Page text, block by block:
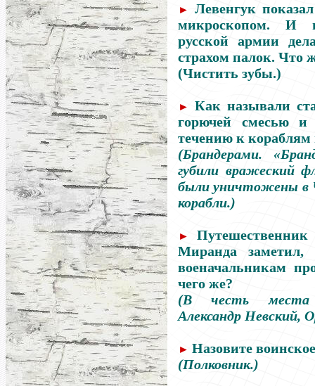
►
Левенгук
микроскопом. И
русской армии
страхом палок. Что
(Чистить зубы.)
►
Как называли
горючей смесью
течению к
(Брандерами.
губили вражеский
были уничтожены в
корабли.)
►
Миранда заметил,
военачальникам
чего же?
(В честь места
Александр Невский,
► Назовите
(Полковник.)